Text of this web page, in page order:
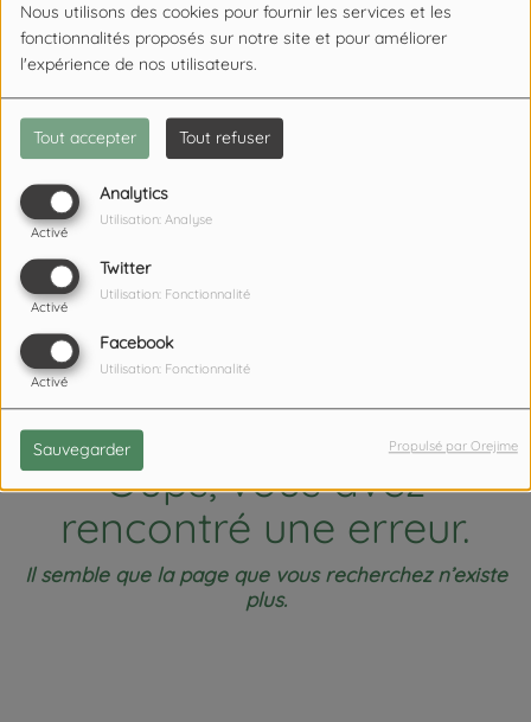
Nous utilisons des cookies pour fournir les services et les
fonctionnalités proposés sur notre site et pour améliorer
l'expérience de nos utilisateurs.
Tout accepter Tout refuser
Analytics
Activé
Utilisation: Analyse
Twitter
Activé
Utilisation: Fonctionnalité
Facebook
Activé
Utilisation: Fonctionnalité
Sauvegarder Propulsé par Orejime
404
Oups, vous avez
rencontré une erreur.
Il semble que la page que vous recherchez n’existe
plus.